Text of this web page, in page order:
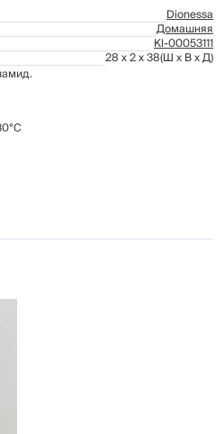
Dionessa
Домашняя
Kl-00053111
28 x 2 x 38(Ш x В x Д)
без пара